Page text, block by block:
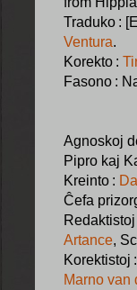
Traduko :
Ventura.
Korekto :
Fasono :
Agnoskoj
Pipro kaj
Kreinto :
Ĉefa
Redaktistoj
Artance,
Korektistoj :
Marno van